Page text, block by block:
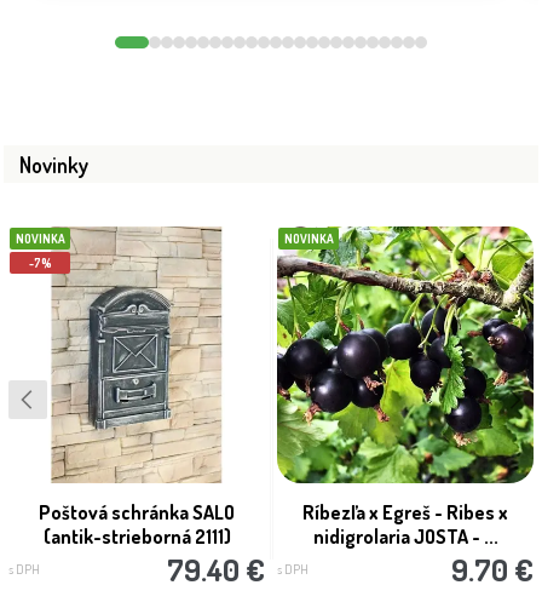
Novinky
NOVINKA
-7%
Poštová schránka SALO
(antik-strieborná 2111)
s DPH 79.40 €
NOVINKA
Ríbezľa x Egreš - Ribes x
nidigrolaria JOSTA - ...
s DPH 9.70 €